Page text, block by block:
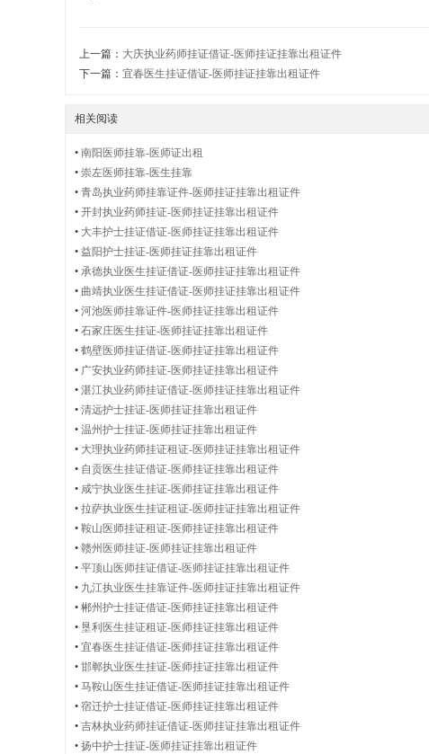
出
执
医
上一篇： 大庆执业药师挂证借证-医师挂证挂靠出租证件
下一篇： 宜春医生挂证借证-医师挂证挂靠出租证件
相关阅读
• 南阳医师挂靠-医师证出租
• 崇左医师挂靠-医生挂靠
• 青岛执业药师挂靠证件-医师挂证挂靠出租证件
• 开封执业药师挂证-医师挂证挂靠出租证件
• 大丰护士挂证借证-医师挂证挂靠出租证件
• 益阳护士挂证-医师挂证挂靠出租证件
• 承德执业医生挂证借证-医师挂证挂靠出租证件
• 曲靖执业医生挂证借证-医师挂证挂靠出租证件
• 河池医师挂靠证件-医师挂证挂靠出租证件
• 石家庄医生挂证-医师挂证挂靠出租证件
• 鹤壁医师挂证借证-医师挂证挂靠出租证件
• 广安执业药师挂证-医师挂证挂靠出租证件
• 湛江执业药师挂证借证-医师挂证挂靠出租证件
• 清远护士挂证-医师挂证挂靠出租证件
• 温州护士挂证-医师挂证挂靠出租证件
• 大理执业药师挂证租证-医师挂证挂靠出租证件
• 自贡医生挂证借证-医师挂证挂靠出租证件
• 咸宁执业医生挂证-医师挂证挂靠出租证件
• 拉萨执业医生挂证租证-医师挂证挂靠出租证件
• 鞍山医师挂证租证-医师挂证挂靠出租证件
• 赣州医师挂证-医师挂证挂靠出租证件
• 平顶山医师挂证借证-医师挂证挂靠出租证件
• 九江执业医生挂靠证件-医师挂证挂靠出租证件
• 郴州护士挂证借证-医师挂证挂靠出租证件
• 垦利医生挂证租证-医师挂证挂靠出租证件
• 宜春医生挂证借证-医师挂证挂靠出租证件
• 邯郸执业医生挂证-医师挂证挂靠出租证件
• 马鞍山医生挂证借证-医师挂证挂靠出租证件
• 宿迁护士挂证借证-医师挂证挂靠出租证件
• 吉林执业药师挂证借证-医师挂证挂靠出租证件
• 扬中护士挂证-医师挂证挂靠出租证件